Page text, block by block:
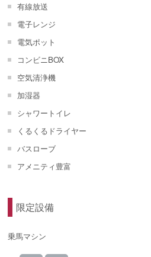
有線放送
電子レンジ
電気ポット
コンビニBOX
空気清浄機
加湿器
シャワートイレ
くるくるドライヤー
バスローブ
アメニティ豊富
限定設備
乗馬マシン